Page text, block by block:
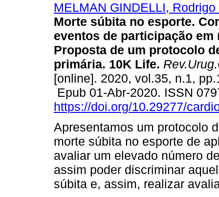
MELMAN GINDELLI,
Morte súbita no esporte.
eventos de participação em
Proposta de um protocolo
primária. 10K Life.
[online]. 2020, vol.35, n.1,
Epub 01-Abr-2020. ISSN
https://doi.org/10.29277/
Apresentamos um protocolo
morte súbita no esporte de
avaliar um elevado número
assim poder discriminar
súbita e, assim, realizar